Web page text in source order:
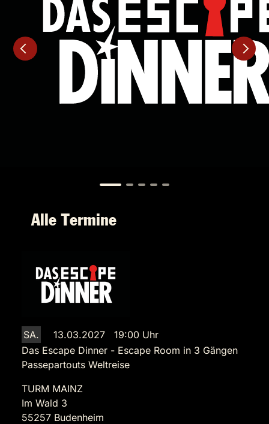
Alle Termine
SA.
13.03.2027 19:00 Uhr
Das Escape Dinner - Escape Room in 3 Gängen
Passepartouts Weltreise
TURM MAINZ
Im Wald 3
55257 Budenheim